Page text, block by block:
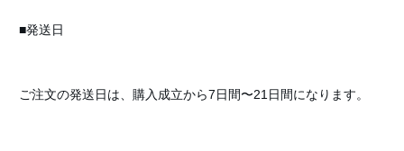
■発送日
ご注文の発送日は、購入成立から7日間〜21日間になります。